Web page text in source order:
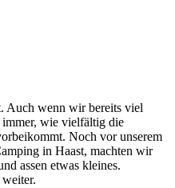
Auch wenn wir bereits viel
immer, wie vielfältig die
Noch vor unserem
in Haast, machten wir
assen etwas kleines.